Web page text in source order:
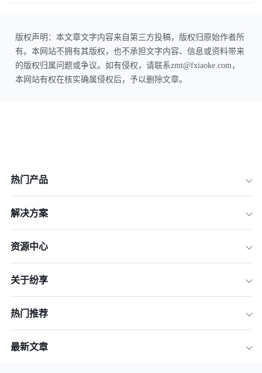
版权声明：本文章文字内容来自第三方投稿，版权归原始作者所
有。本网站不拥有其版权，也不承担文字内容、信息或资料带来
的版权归属问题或争议。如有侵权，请联系zmt@fxiaoke.com，
本网站有权在核实确属侵权后，予以删除文章。
热门产品
解决方案
资源中心
关于纷享
热门推荐
最新文章